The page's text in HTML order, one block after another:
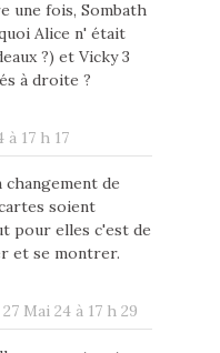
une fois, Sombath
Alice n' était
?) et Vicky 3
à droite ?
à 17 h 17
de
soient
pour elles c'est de
et se montrer.
Mai 24 à 17 h 29